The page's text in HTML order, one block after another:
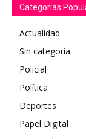
Categorías
Actualidad
Sin categoría
Policial
Política
Deportes
Papel Digital